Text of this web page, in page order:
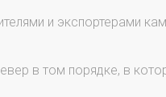
и экспортерами
в том порядке, в